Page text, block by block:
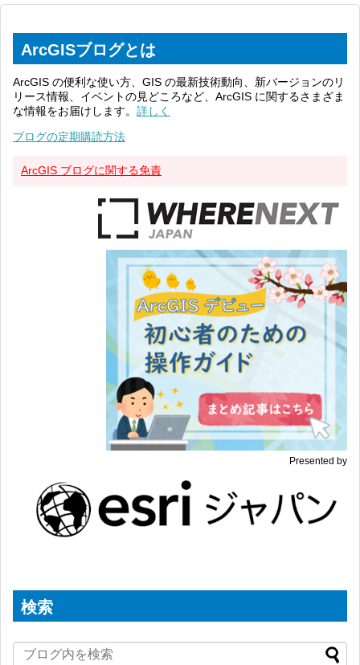
ArcGISブログとは
ArcGIS の便利な使い方、GIS の最新技術動向、新バージョンのリ
リース情報、イベントの見どころなど、ArcGIS に関するさまざま
な情報をお届けします。 詳しく
ブログの定期購読方法
ArcGIS ブログに関する免責
Presented by
検索